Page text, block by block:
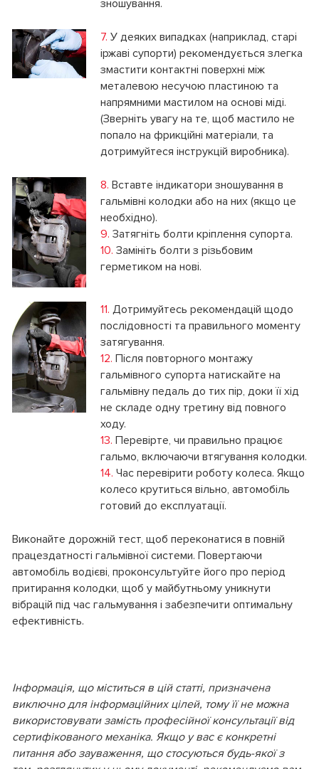
зношування.
7. У деяких випадках (наприклад, старі
іржаві супорти) рекомендується злегка
змастити контактні поверхні між
металевою несучою пластиною та
напрямними мастилом на основі міді.
(Зверніть увагу на те, щоб мастило не
попало на фрикційні матеріали, та
дотримуйтеся інструкцій виробника).
8. Вставте індикатори зношування в
гальмівні колодки або на них (якщо це
необхідно).
9. Затягніть болти кріплення супорта.
10. Замініть болти з різьбовим
герметиком на нові.
11. Дотримуйтесь рекомендацій щодо
послідовності та правильного моменту
затягування.
12. Після повторного монтажу
гальмівного супорта натискайте на
гальмівну педаль до тих пір, доки її хід
не складе одну третину від повного
ходу.
13. Перевірте, чи правильно працює
гальмо, включаючи втягування колодки.
14. Час перевірити роботу колеса. Якщо
колесо крутиться вільно, автомобіль
готовий до експлуатації.
Виконайте дорожній тест, щоб переконатися в повній
працездатності гальмівної системи. Повертаючи
автомобіль водієві, проконсультуйте його про період
притирання колодки, щоб у майбутньому уникнути
вібрацій під час гальмування і забезпечити оптимальну
ефективність.
Інформація, що міститься в цій статті, призначена
виключно для інформаційних цілей, тому її не можна
використовувати замість професійної консультації від
сертифікованого механіка. Якщо у вас є конкретні
питання або зауваження, що стосуються будь-якої з